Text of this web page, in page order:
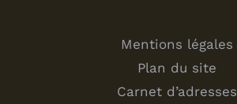
Mentions légales
Plan du site
Carnet d’adresses